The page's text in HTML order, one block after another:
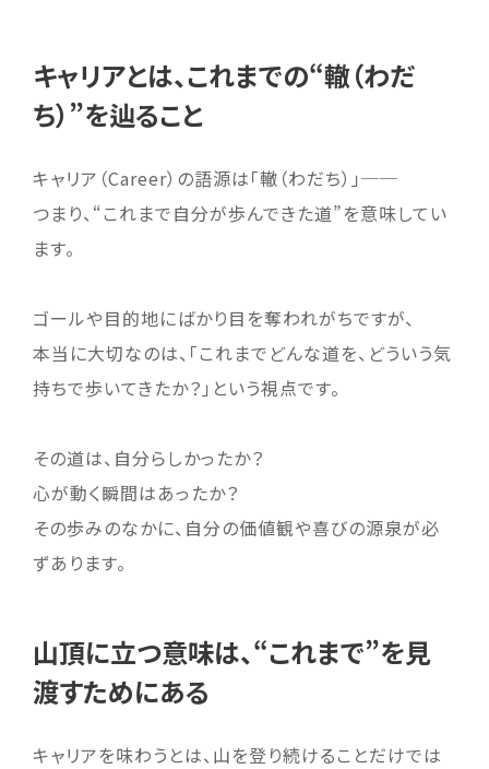
キャリアとは、これまでの“轍（わだ
ち）”を辿ること
キャリア（Career）の語源は「轍（わだち）」──
つまり、“これまで自分が歩んできた道”を意味してい
ます。
ゴールや目的地にばかり目を奪われがちですが、
本当に大切なのは、「これまでどんな道を、どういう気
持ちで歩いてきたか？」という視点です。
その道は、自分らしかったか？
心が動く瞬間はあったか？
その歩みのなかに、自分の価値観や喜びの源泉が必
ずあります。
山頂に立つ意味は、“これまで”を見
渡すためにある
キャリアを味わうとは、山を登り続けることだけでは